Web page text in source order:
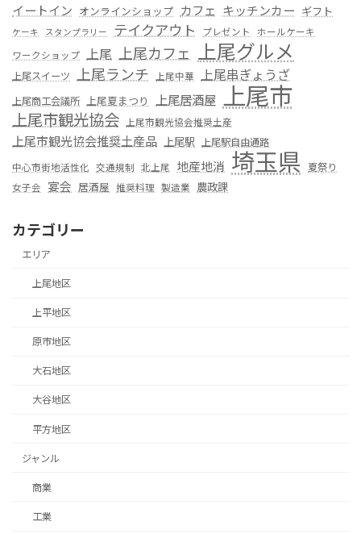
イートイン オンラインショップ カフェ キッチンカー ギフト
ケーキ スタンプラリー テイクアウト プレゼント
ホールケーキ
ワークショップ 上尾 上尾カフェ 上尾グルメ
上尾スイーツ 上尾ランチ 上尾中華 上尾串ぎょうざ
上尾商工会議所 上尾夏まつり 上尾居酒屋 上尾市
上尾市観光協会 上尾市観光協会推奨土産
上尾市観光協会推奨土産品 上尾駅 上尾駅自由通路
中心市街地活性化 交通規制 北上尾 地産地消 埼玉県 夏祭り
女子会 宴会 居酒屋 推奨料理 製造業 農政課
カテゴリー
エリア
上尾地区
上平地区
原市地区
大石地区
大谷地区
平方地区
ジャンル
商業
工業